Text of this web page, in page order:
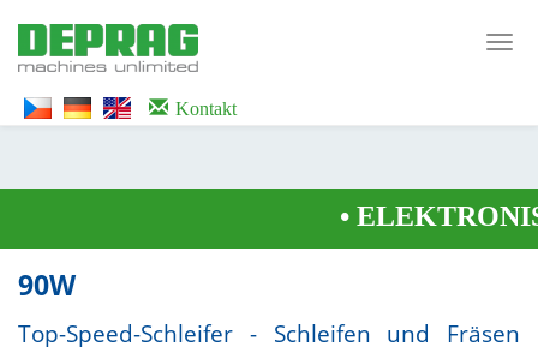
WTG9QS7C" height="0" width="0" style="display:none;visibility:hidden">
</iframe></noscript>
Kontakt
•
90W
Top-Speed-Schleifer - Schleifen und Fräsen